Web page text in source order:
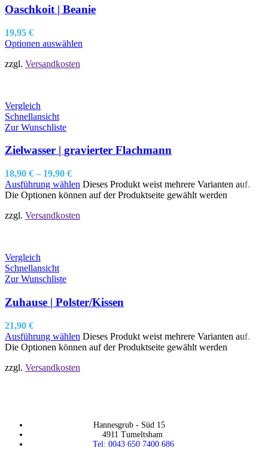
Oaschkoit | Beanie
19,95 €
Optionen auswählen
zzgl. Versandkosten
Vergleich
Schnellansicht
Zur Wunschliste
Zielwasser | gravierter Flachmann
18,90 € – 19,90 €
Ausführung wählen Dieses Produkt weist mehrere Varianten auf.
Die Optionen können auf der Produktseite gewählt werden
zzgl. Versandkosten
Vergleich
Schnellansicht
Zur Wunschliste
Zuhause | Polster/Kissen
21,90 €
Ausführung wählen Dieses Produkt weist mehrere Varianten auf.
Die Optionen können auf der Produktseite gewählt werden
zzgl. Versandkosten
Hannesgrub - Süd 15
4911 Tumeltsham
Tel: 0043 650 7400 686